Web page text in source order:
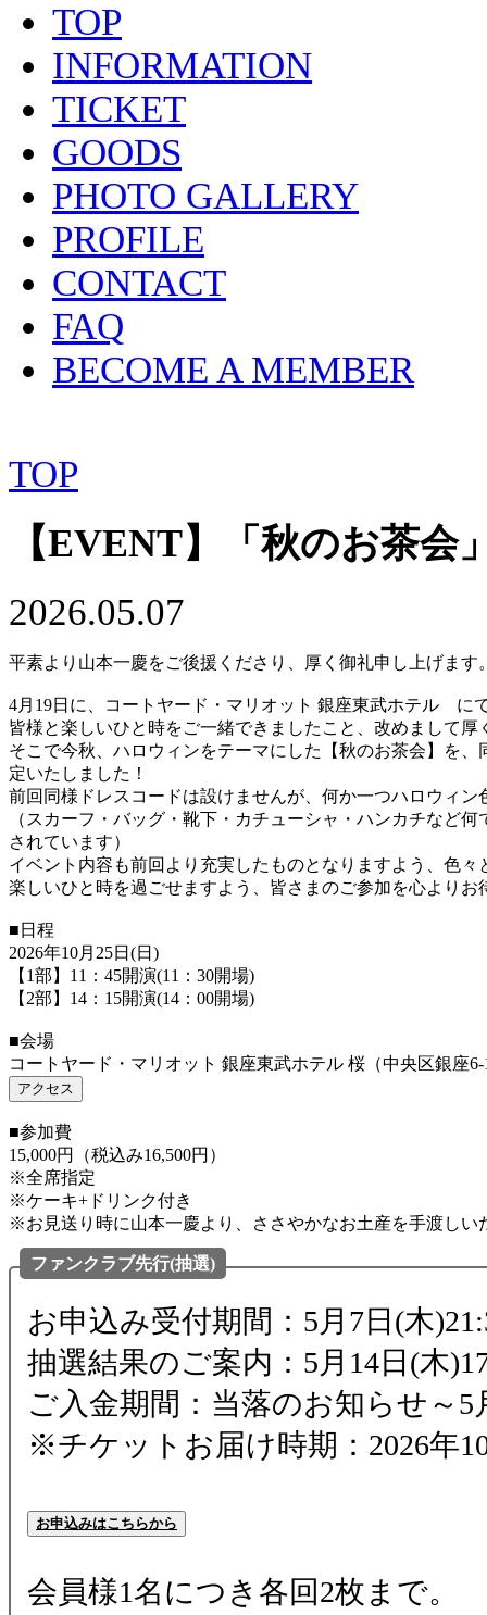
TOP
INFORMATION
TICKET
GOODS
PHOTO GALLERY
PROFILE
CONTACT
FAQ
BECOME A MEMBER
TOP
【EVENT】「秋のお茶会
2026.05.07
平素より山本一慶をご後援くださり、厚く御礼申し上げます
4月19日に、コートヤード・マリオット 銀座東武ホテル に
皆様と楽しいひと時をご一緒できましたこと、改めまして厚
そこで今秋、ハロウィンをテーマにした【秋のお茶会】を
定いたしました！
前回同様ドレスコードは設けませんが、何か一つハロウィ
（スカーフ・バッグ・靴下・カチューシャ・ハンカチなど
されています）
イベント内容も前回より充実したものとなりますよう、色々
楽しいひと時を過ごせますよう、皆さまのご参加を心よりお
■日程
2026年10月25日(日)
【1部】11：45開演(11：30開場)
【2部】14：15開演(14：00開場)
■会場
コートヤード・マリオット 銀座東武ホテル 桜（中央区銀座6-
アクセス
■参加費
15,000円（税込み16,500円）
※全席指定
※ケーキ+ドリンク付き
※お見送り時に山本一慶より、ささやかなお土産を手渡しい
ファンクラブ先行(抽選)
お申込み受付期間：5月7日(木
抽選結果のご案内：5月14日(木
ご入金期間：当落のお知らせ～5
※チケットお届け時期：2026年
お申込みはこちらから
会員様1名につき各回2枚まで。